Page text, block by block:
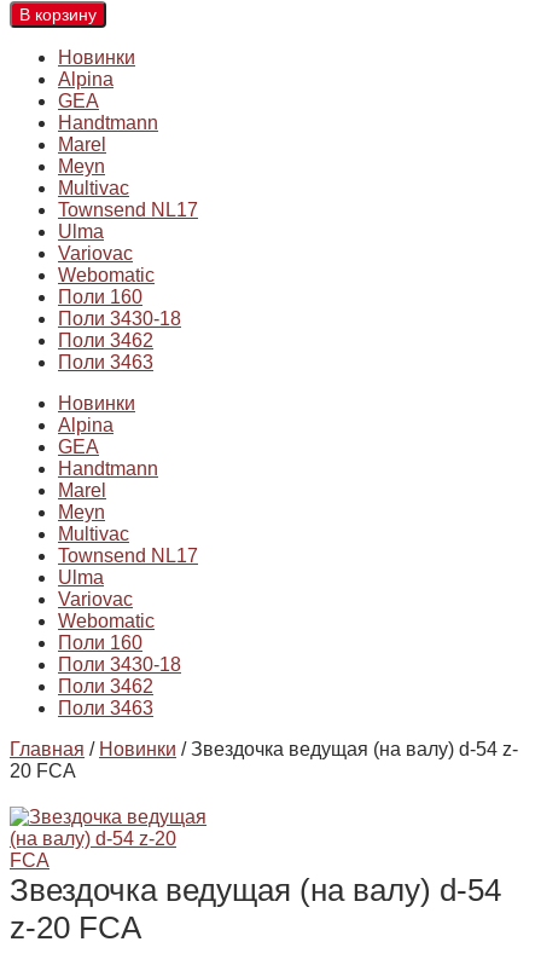
В корзину
Новинки
Alpina
GEA
Handtmann
Marel
Meyn
Multivac
Townsend NL17
Ulma
Variovac
Webomatic
Поли 160
Поли 3430-18
Поли 3462
Поли 3463
Новинки
Alpina
GEA
Handtmann
Marel
Meyn
Multivac
Townsend NL17
Ulma
Variovac
Webomatic
Поли 160
Поли 3430-18
Поли 3462
Поли 3463
Главная / Новинки / Звездочка ведущая (на валу) d-54 z-
20 FCA
Звездочка ведущая (на валу) d-54
z-20 FCA